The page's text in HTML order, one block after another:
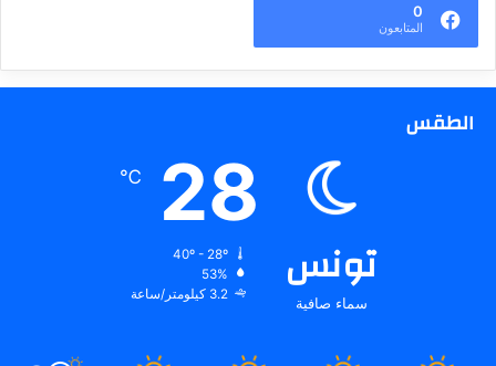
0
المتابعون
الطقس
تونس
سماء صافية
28
℃
53%
3.2 كيلومتر/ساعة